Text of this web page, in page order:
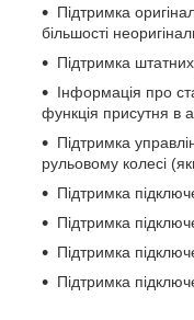
Підтримка
більшості
Підтримка
Інформація про
функція присутня в
Підтримка
рульовому колесі
Підтримка
Підтримка
Підтримка
Підтримка